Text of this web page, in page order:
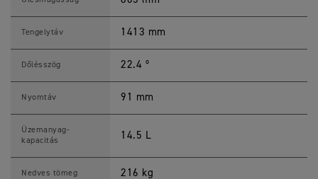
Tengelytáv 1413 mm
Dőlésszög 22.4 º
Nyomtáv 91 mm
Üzemanyag-
kapacitás
14.5 L
Nedves tömeg 216 kg